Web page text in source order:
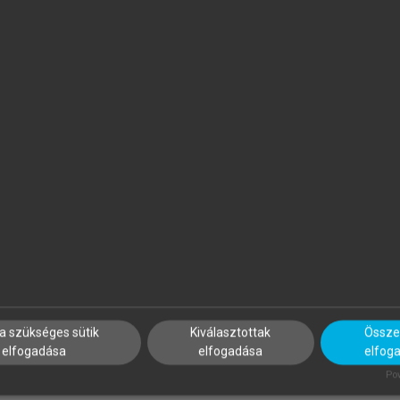
szükséges sütik
elfogadása
Kiválasztottak
elfogadása